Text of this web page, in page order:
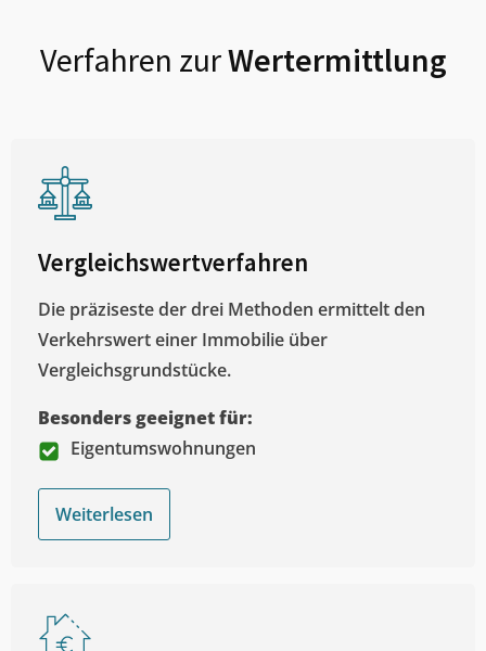
Verfahren zurWertermittlung
Vergleichswertverfahren
Die präziseste der drei Methoden ermittelt den
Verkehrswert einer Immobilie über
Vergleichsgrundstücke.
Besonders geeignet für:
Eigentumswohnungen
Weiterlesen